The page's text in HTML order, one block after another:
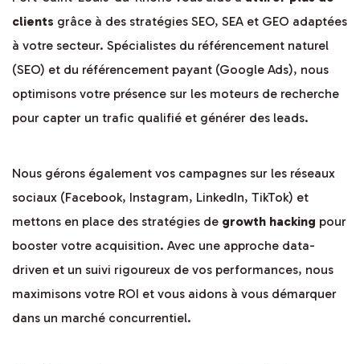
clients grâce à des stratégies SEO, SEA et GEO adaptées
à votre secteur. Spécialistes du référencement naturel
(SEO) et du référencement payant (Google Ads), nous
optimisons votre présence sur les moteurs de recherche
pour capter un trafic qualifié et générer des leads.
Nous gérons également vos campagnes sur les réseaux
sociaux (Facebook, Instagram, LinkedIn, TikTok) et
mettons en place des stratégies de growth hacking pour
booster votre acquisition. Avec une approche data-
driven et un suivi rigoureux de vos performances, nous
maximisons votre ROI et vous aidons à vous démarquer
dans un marché concurrentiel.